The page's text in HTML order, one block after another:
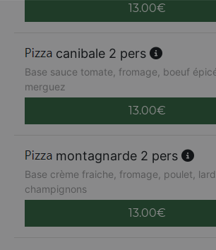
13.00€
canibale 2 pers
Base sauce tomate, fromage, boeuf
merguez
13.00€
montagnarde 2 pers
Base crème fraiche, fromage, poulet,
champignons
13.00€